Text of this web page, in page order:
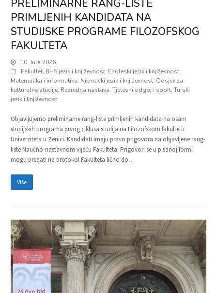
PRELIMINARNE RANG-LISTE
PRIMLJENIH KANDIDATA NA
STUDIJSKE PROGRAME FILOZOFSKOG
FAKULTETA
10. Jula 2026.
Fakultet, BHS jezik i književnost, Engleski jezik i književnost,
Matematika i informatika, Njemački jezik i književnost, Odsjek za
kulturalne studije, Razredna nastava,Tjelesni odgoj i sport,Turski
jezik i književnost
Objavljujemo preliminarne rang-liste primljenih kandidata na osam
studijskih programa prvog ciklusa studija na Filozofskom fakultetu
Univerziteta u Zenici. Kandidati imaju pravo prigovora na objavljene rang-
liste Naučno-nastavnom vijeću Fakulteta. Prigovori se u pisanoj formi
mogu predati na protokol Fakulteta lično do…
Više